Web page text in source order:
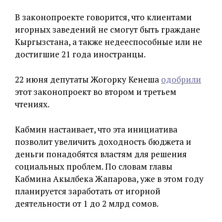
В законопроекте говорится, что клиентами
игорных заведений не смогут быть граждане
Кыргызстана, а также недееспособные или не
достигшие 21 года иностранцы.
22 июня депутаты Жогорку Кенеша одобрили
этот законопроект во втором и третьем
чтениях.
Кабмин настаивает, что эта инициатива
позволит увеличить доходность бюджета и
деньги понадобятся властям для решения
социальных проблем. По словам главы
Кабмина Акылбека Жапарова, уже в этом году
планируется заработать от игорной
деятельности от 1 до 2 млрд сомов.